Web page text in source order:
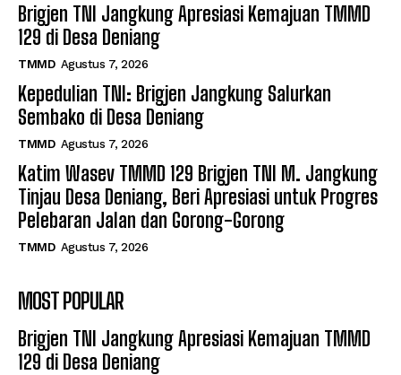
Brigjen TNI Jangkung Apresiasi Kemajuan TMMD
129 di Desa Deniang
TMMD Agustus 7, 2026
Kepedulian TNI: Brigjen Jangkung Salurkan
Sembako di Desa Deniang
TMMD Agustus 7, 2026
Katim Wasev TMMD 129 Brigjen TNI M. Jangkung
Tinjau Desa Deniang, Beri Apresiasi untuk Progres
Pelebaran Jalan dan Gorong-Gorong
TMMD Agustus 7, 2026
MOST POPULAR
Brigjen TNI Jangkung Apresiasi Kemajuan TMMD
129 di Desa Deniang